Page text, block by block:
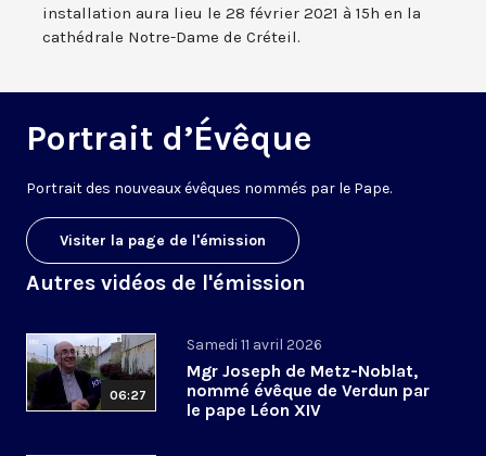
installation aura lieu le 28 février 2021 à 15h en la
cathédrale Notre-Dame de Créteil.
Portrait d’Évêque
Portrait des nouveaux évêques nommés par le Pape.
Visiter la page de l'émission
Autres vidéos de l'émission
06:27
Samedi 11 avril 2026
Mgr Joseph de Metz-Noblat,
nommé évêque de Verdun par
le pape Léon XIV